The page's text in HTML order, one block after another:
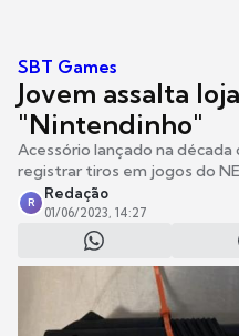
SBT Games
Jovem assalta
"Nintendinho"
Acessório lançado na década
registrar tiros em jogos do
R
Redação
01/06/2023, 14:27